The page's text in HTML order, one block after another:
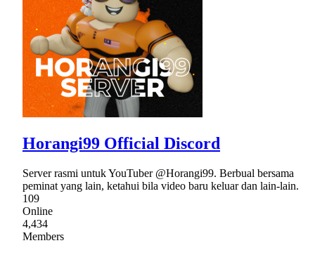
Horangi99 Official Discord
Server rasmi untuk YouTuber @Horangi99. Berbual bersama
peminat yang lain, ketahui bila video baru keluar dan lain-lain.
109
Online
4,434
Members